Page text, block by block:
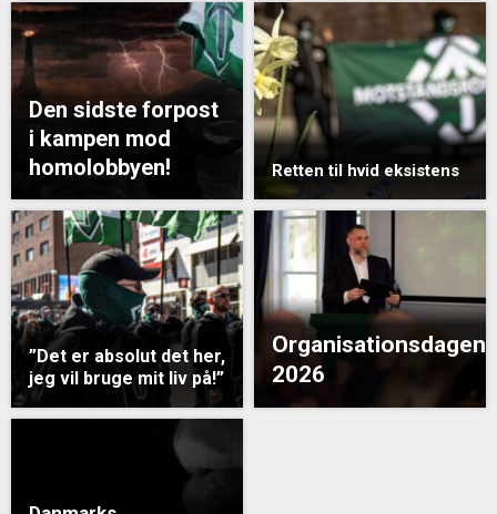
Den sidste forpost
i kampen mod
homolobbyen!
Retten til hvid eksistens
”Det er absolut det her,
jeg vil bruge mit liv på!”
2026